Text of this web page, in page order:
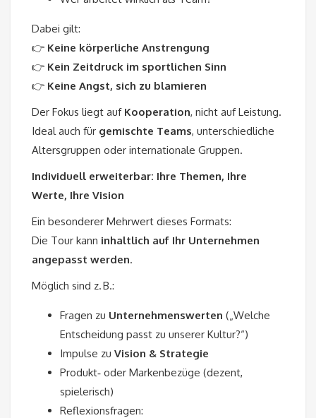
Dabei gilt:
👉 Keine körperliche Anstrengung
👉 Kein Zeitdruck im sportlichen Sinn
👉 Keine Angst, sich zu blamieren
Der Fokus liegt auf Kooperation, nicht auf Leistung.
Ideal auch für gemischte Teams, unterschiedliche
Altersgruppen oder internationale Gruppen.
Individuell erweiterbar: Ihre Themen, Ihre
Werte, Ihre Vision
Ein besonderer Mehrwert dieses Formats:
Die Tour kann inhaltlich auf Ihr Unternehmen
angepasst werden.
Möglich sind z. B.:
Fragen zu Unternehmenswerten („Welche
Entscheidung passt zu unserer Kultur?“)
Impulse zu Vision & Strategie
Produkt‑ oder Markenbezüge (dezent,
spielerisch)
Reflexionsfragen: